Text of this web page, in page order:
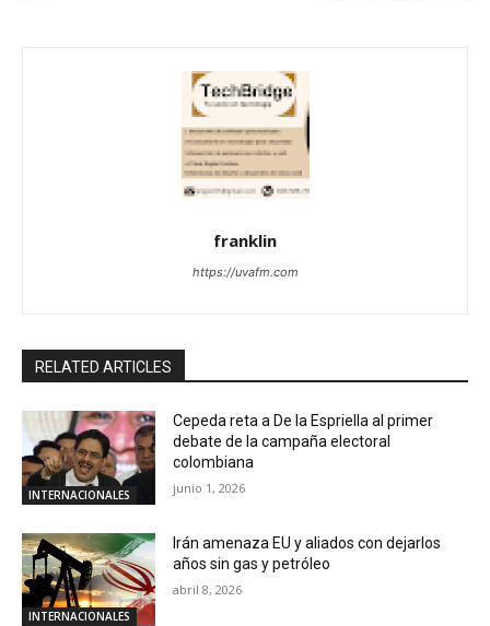
franklin
https://uvafm.com
RELATED ARTICLES
INTERNACIONALES
Cepeda reta a De la Espriella al primer
debate de la campaña electoral
colombiana
junio 1, 2026
INTERNACIONALES
Irán amenaza EU y aliados con dejarlos
años sin gas y petróleo
abril 8, 2026